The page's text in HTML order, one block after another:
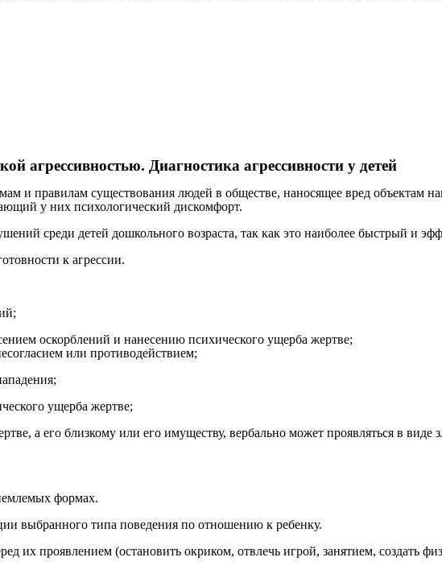
агрессивностью. Диагностика агрессивности у детей
и правилам существования людей в обществе, наносящее вред объектам
у них психологический дискомфорт.
среди детей дошкольного возраста, так как это наиболее быстрый и
к агрессии.
оскорблений и нанесению психического ущерба жертве;
или противодействием;
ущерба жертве;
а его близкому или его имуществу, вербально может проявляться в виде
формах.
выбранного типа поведения по отношению к ребенку.
их проявлением (остановить окриком, отвлечь игрой, занятием, создать